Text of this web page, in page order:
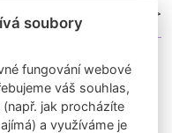
soubory
fungování webové
váš souhlas,
jak procházíte
a využíváme je